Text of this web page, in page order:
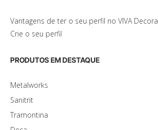
Vantagens de ter o seu perfil no VIVA Decora
Crie o seu perfil
PRODUTOS EM DESTAQUE
Metalworks
Sanitrit
Tramontina